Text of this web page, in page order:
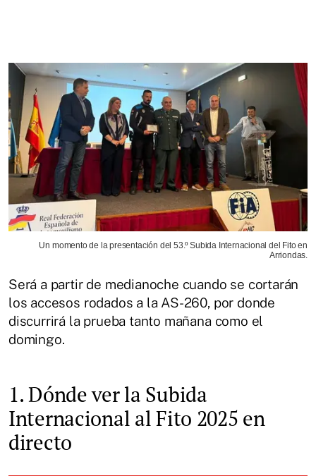
Un momento de la presentación del 53.º Subida Internacional del Fito en
Arriondas.
Será a partir de medianoche cuando se cortarán
los accesos rodados a la AS-260, por donde
discurrirá la prueba tanto mañana como el
domingo.
1. Dónde ver la Subida
Internacional al Fito 2025 en
directo